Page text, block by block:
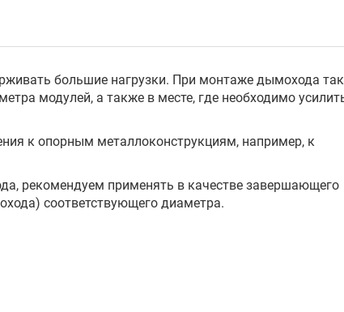
большие нагрузки. При монтаже дымохода
модулей, а также в месте, где необходимо
к опорным металлоконструкциям, например, к
рекомендуем применять в качестве завершающего
соответствующего диаметра.